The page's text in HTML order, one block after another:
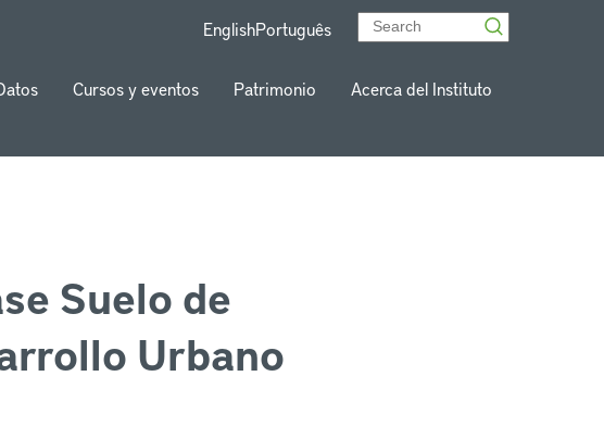
EnglishPortuguês
Cursos y eventos Patrimonio Acerca del Instituto
Suelo de
Urbano